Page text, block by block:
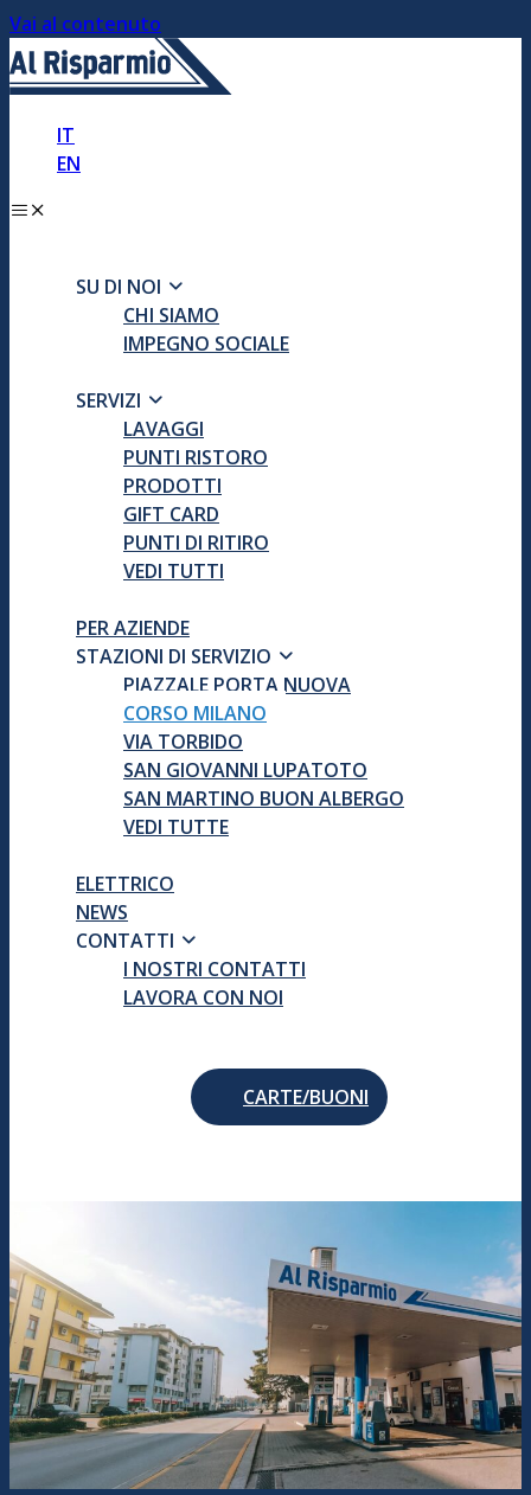
Vai al contenuto
IT
EN
SU DI NOI
CHI SIAMO
IMPEGNO SOCIALE
SERVIZI
LAVAGGI
PUNTI RISTORO
PRODOTTI
GIFT CARD
PUNTI DI RITIRO
VEDI TUTTI
PER AZIENDE
STAZIONI DI SERVIZIO
PIAZZALE PORTA NUOVA
CORSO MILANO
VIA TORBIDO
SAN GIOVANNI LUPATOTO
SAN MARTINO BUON ALBERGO
VEDI TUTTE
ELETTRICO
NEWS
CONTATTI
I NOSTRI CONTATTI
LAVORA CON NOI
CARTE/BUONI